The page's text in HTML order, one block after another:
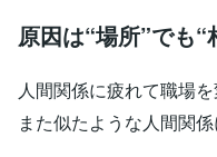
原因は“場所”でも
人間関係に疲れて職場
また似たような人間関係